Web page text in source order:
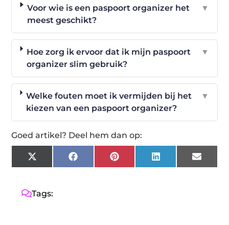
Voor wie is een paspoort organizer het
meest geschikt?
▼
Hoe zorg ik ervoor dat ik mijn paspoort
organizer slim gebruik?
▼
Welke fouten moet ik vermijden bij het
kiezen van een paspoort organizer?
▼
Goed artikel? Deel hem dan op:
X
(Twitter)
FacebookPinterestLinkedIn Email
Tags: